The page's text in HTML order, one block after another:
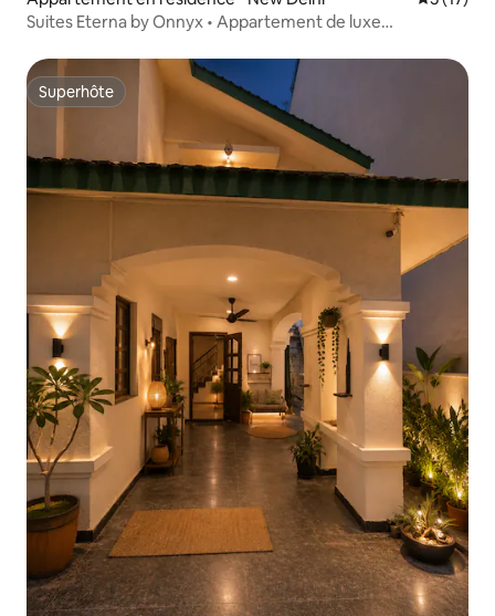
Suites Eterna by Onnyx • Appartement de luxe
Superhôte
Superhôte